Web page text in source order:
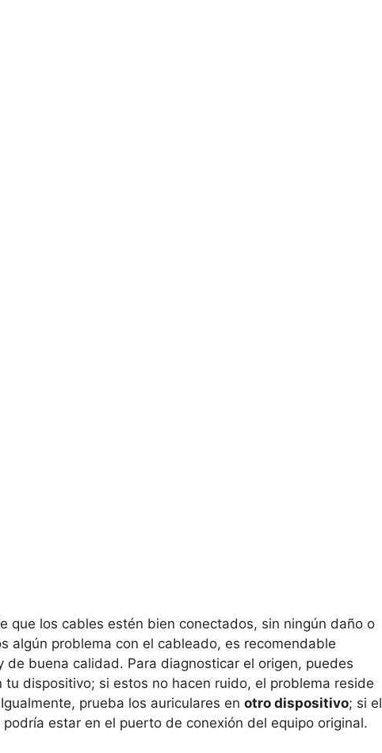
que los cables estén bien conectados, sin ningún daño o
algún problema con el cableado, es recomendable
de buena calidad. Para diagnosticar el origen, puedes
tu dispositivo; si estos no hacen ruido, el problema reside
prueba los auriculares en otro dispositivo; si el
estar en el puerto de conexión del equipo original.